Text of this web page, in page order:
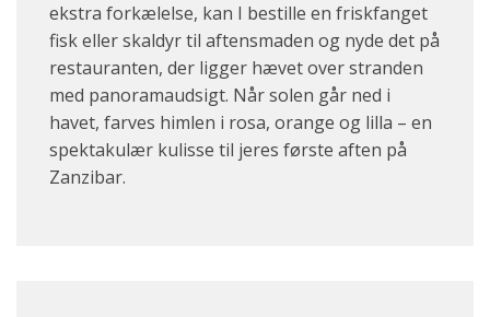
ekstra forkælelse, kan I bestille en friskfanget
fisk eller skaldyr til aftensmaden og nyde det på
restauranten, der ligger hævet over stranden
med panoramaudsigt. Når solen går ned i
havet, farves himlen i rosa, orange og lilla – en
spektakulær kulisse til jeres første aften på
Zanzibar.